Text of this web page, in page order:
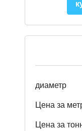
диаметр
Цена за
Цена за